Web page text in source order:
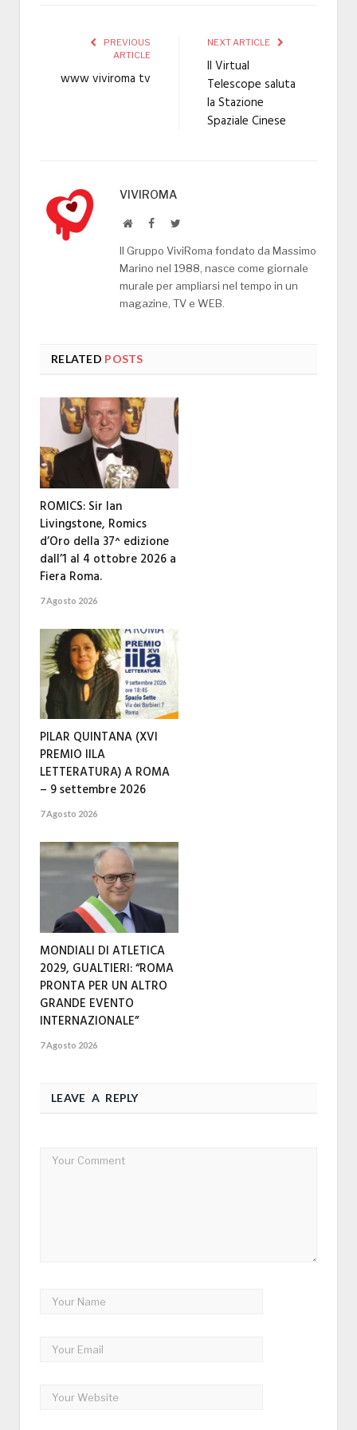
PREVIOUS
ARTICLE
www viviroma tv
NEXT ARTICLE
Il Virtual
Telescope saluta
la Stazione
Spaziale Cinese
VIVIROMA
WebsiteFacebookTwitter
Il Gruppo ViviRoma fondato da Massimo
Marino nel 1988, nasce come giornale
murale per ampliarsi nel tempo in un
magazine, TV e WEB.
RELATED POSTS
ROMICS: Sir Ian
Livingstone, Romics
d’Oro della 37^ edizione
dall’1 al 4 ottobre 2026 a
Fiera Roma.
7 Agosto 2026
PILAR QUINTANA (XVI
PREMIO IILA
LETTERATURA) A ROMA
– 9 settembre 2026
7 Agosto 2026
MONDIALI DI ATLETICA
2029, GUALTIERI: “ROMA
PRONTA PER UN ALTRO
GRANDE EVENTO
INTERNAZIONALE”
7 Agosto 2026
LEAVE A REPLY